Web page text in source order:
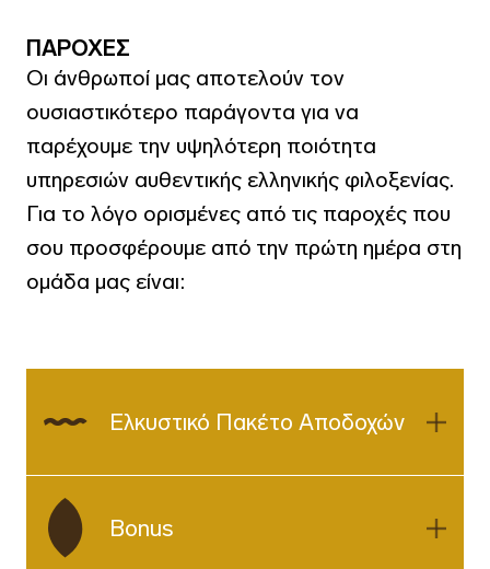
ΠΑΡΟΧΕΣ
Οι άνθρωποί μας αποτελούν τον
ουσιαστικότερο παράγοντα για να
παρέχουμε την υψηλότερη ποιότητα
υπηρεσιών αυθεντικής ελληνικής φιλοξενίας.
Για το λόγο ορισμένες από τις παροχές που
σου προσφέρουμε από την πρώτη ημέρα στη
ομάδα μας είναι:
Ελκυστικό Πακέτο Αποδοχών
Bonus